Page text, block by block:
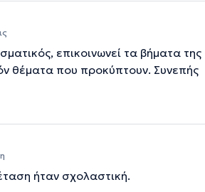
επικοινωνεί τα βήματα της
θέματα που προκύπτουν. Συνεπής
ήταν σχολαστική.